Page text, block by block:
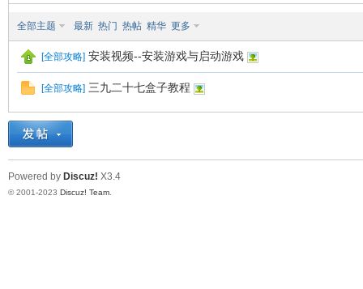
全部主题 最新 热门 热帖 精华 更多
[全部攻略] 安装视频--安装游戏与启动游戏
[全部攻略] 三九二十七盒子教程
Powered by Discuz! X3.4
© 2001-2023 Discuz! Team.